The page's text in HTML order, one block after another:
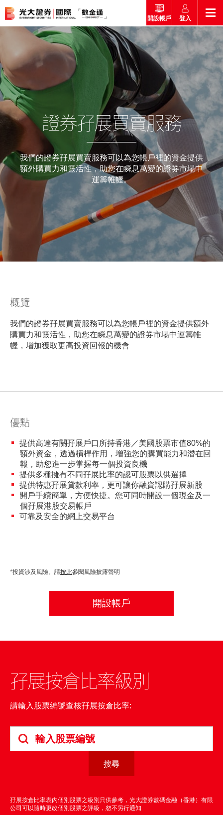
市場快訊
市場快訊
市場概要
市場資訊
新股上市
市場導航
市場導航
研究報告總覽
外匯攻略
新股快訊
財富管理
產品
返回
產品
簡介
港股
證券孖展買賣服務
互惠基金
美股
期貨合約
認股證
債券
幫助
幫助
收費及其他費用
激活您的網上帳戶
常見問題
款項處理
股票處理
光證財富高
帳戶
產品
技術支援
光證財富高
eMO! 免費流動交易程式
「期貨寶」免費試用
「期貨寶」
「股票期權寶」
交易示範
港股網上交易平台
期貨寶
流動期貨交易
新客戶專區
聯絡我們
開設帳戶 登入
證券孖展買賣服務
我們的證券孖展買賣服務可以為您帳戶裡的資金提供
額外購買力和靈活性，助您在瞬息萬變的證券市場中
運籌帷幄。
概覽
證券孖展買賣服務
我們的證券孖展買賣服務可以為您帳戶裡的資金提供額外
購買力和靈活性，助您在瞬息萬變的證券市場中運籌帷
幄，增加獲取更高投資回報的機會
優點
提供高達有關孖展戶口所持香港／美國股票市值80%的
額外資金，透過槓桿作用，增強您的購買能力和潛在回
報，助您進一步掌握每一個投資良機
提供多種擁有不同孖展比率的認可股票以供選擇
提供特惠孖展貸款利率，更可讓你融資認購孖展新股
開戶手續簡單，方便快捷。您可同時開設一個現金及一
個孖展港股交易帳戶
可靠及安全的網上交易平台
*投資涉及風險。請按此參閱風險披露聲明
開設帳戶
孖展按倉比率級別
請輸入股票編號查核孖展按倉比率:
孖展按倉比率表內個別股票之級別只供參考，光大證券數碼金融（香港）有限
公司可以隨時更改個別股票之評級，恕不另行通知